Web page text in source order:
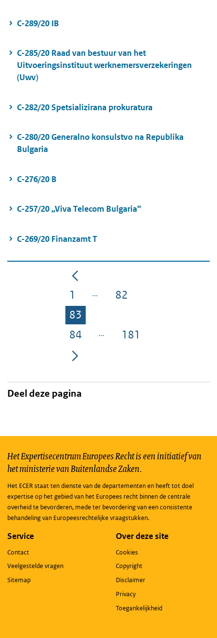
C-289/20 IB
C-285/20 Raad van bestuur van het
Uitvoeringsinstituut werknemersverzekeringen
(Uwv)
C-282/20 Spetsializirana prokuratura
C-280/20 Generalno konsulstvo na Republika
Bulgaria
C-276/20 B
C-257/20 „Viva Telecom Bulgaria“
C-269/20 Finanzamt T
Pagina
1 Pagina
82
Pagina
83
Pagina
84 Pagina
181
Deel deze pagina
Het Expertisecentrum Europees Recht is een initiatief van
het ministerie van Buitenlandse Zaken.
Het ECER staat ten dienste van de departementen en heeft tot doel
expertise op het gebied van het Europees recht binnen de centrale
overheid te bevorderen, mede ter bevordering van een consistente
behandeling van Europeesrechtelijke vraagstukken.
Service
Contact
Veelgestelde vragen
Sitemap
Over deze site
Cookies
Copyright
Disclaimer
Privacy
Toegankelijkheid